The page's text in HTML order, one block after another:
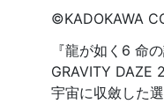
©KADOKAWA
『龍が如く6 命
GRAVITY DAZE
宇宙に収斂した